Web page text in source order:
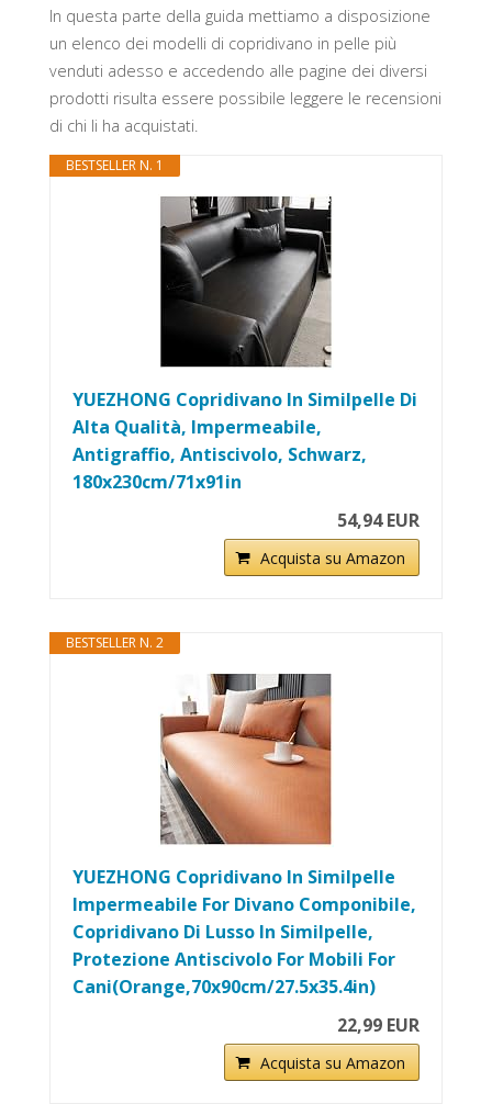
In questa parte della guida mettiamo a disposizione
un elenco dei modelli di copridivano in pelle più
venduti adesso e accedendo alle pagine dei diversi
prodotti risulta essere possibile leggere le recensioni
di chi li ha acquistati.
BESTSELLER N. 1
YUEZHONG Copridivano In Similpelle Di
Alta Qualità, Impermeabile,
Antigraffio, Antiscivolo, Schwarz,
180x230cm/71x91in
54,94 EUR
Acquista su Amazon
BESTSELLER N. 2
YUEZHONG Copridivano In Similpelle
Impermeabile For Divano Componibile,
Copridivano Di Lusso In Similpelle,
Protezione Antiscivolo For Mobili For
Cani(Orange,70x90cm/27.5x35.4in)
22,99 EUR
Acquista su Amazon